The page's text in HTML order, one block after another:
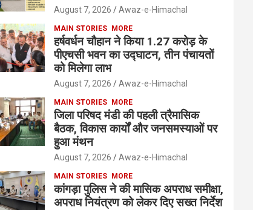
August 7, 2026 Awaz-e-Himachal
MAIN STORIES MORE
हर्षवर्धन चौहान ने किया 1.27 करोड़ के
पीएचसी भवन का उद्घाटन, तीन पंचायतों
को मिलेगा लाभ
August 7, 2026 Awaz-e-Himachal
MAIN STORIES MORE
जिला परिषद मंडी की पहली त्रैमासिक
बैठक, विकास कार्यों और जनसमस्याओं पर
हुआ मंथन
August 7, 2026 Awaz-e-Himachal
MAIN STORIES MORE
कांगड़ा पुलिस ने की मासिक अपराध समीक्षा,
अपराध नियंत्रण को लेकर दिए सख्त निर्देश